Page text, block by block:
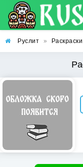
Руслит »